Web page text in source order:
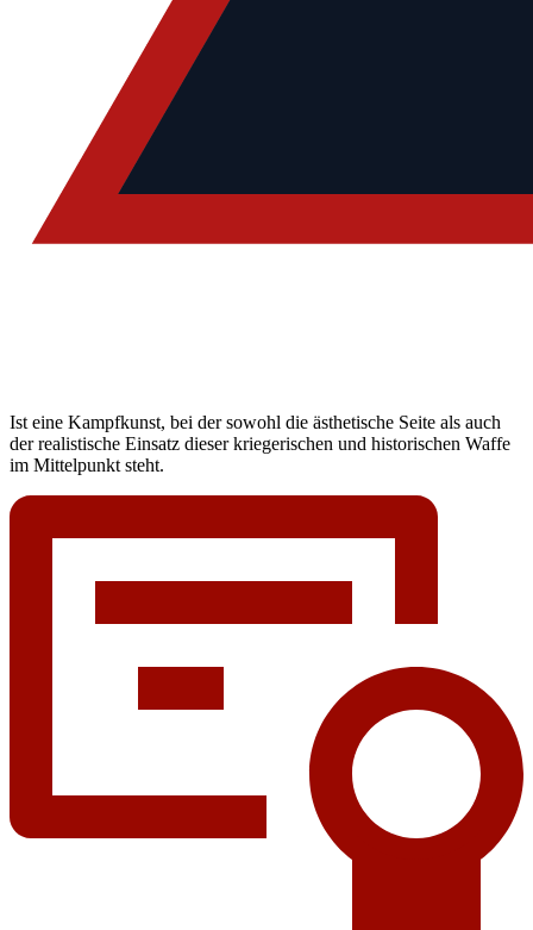
Ist eine Kampfkunst, bei der sowohl die ästhetische Seite als auch
der realistische Einsatz dieser kriegerischen und historischen Waffe
im Mittelpunkt steht.